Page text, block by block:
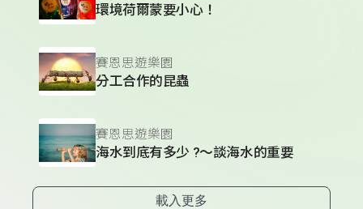
環境荷爾蒙要小心！
賽恩思遊樂園
分工合作的昆蟲
賽恩思遊樂園
海水到底有多少 ?～談海水的重要
載入更多